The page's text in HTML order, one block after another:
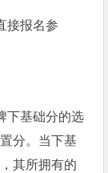
接报名参
下基础分的选
分。当下基
其所拥有的